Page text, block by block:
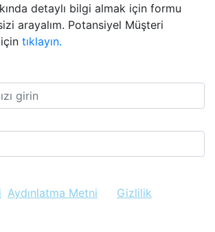
detaylı bilgi almak için formu
arayalım. Potansiyel Müşteri
tıklayın.
Aydınlatma Metni
Gizlilik